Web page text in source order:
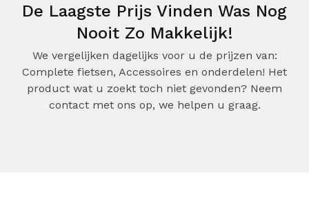
De Laagste Prijs Vinden Was Nog
Nooit Zo Makkelijk!
We vergelijken dagelijks voor u de prijzen van:
Complete fietsen, Accessoires en onderdelen! Het
product wat u zoekt toch niet gevonden? Neem
contact met ons op, we helpen u graag.